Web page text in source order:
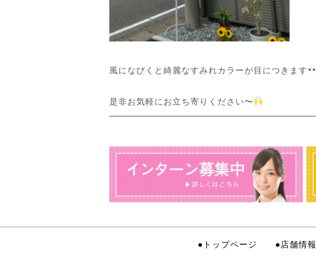
風になびくと綺麗なすみれカラーが目につきます
是非お気軽にお立ち寄りください〜
●トップページ ●店舗情報